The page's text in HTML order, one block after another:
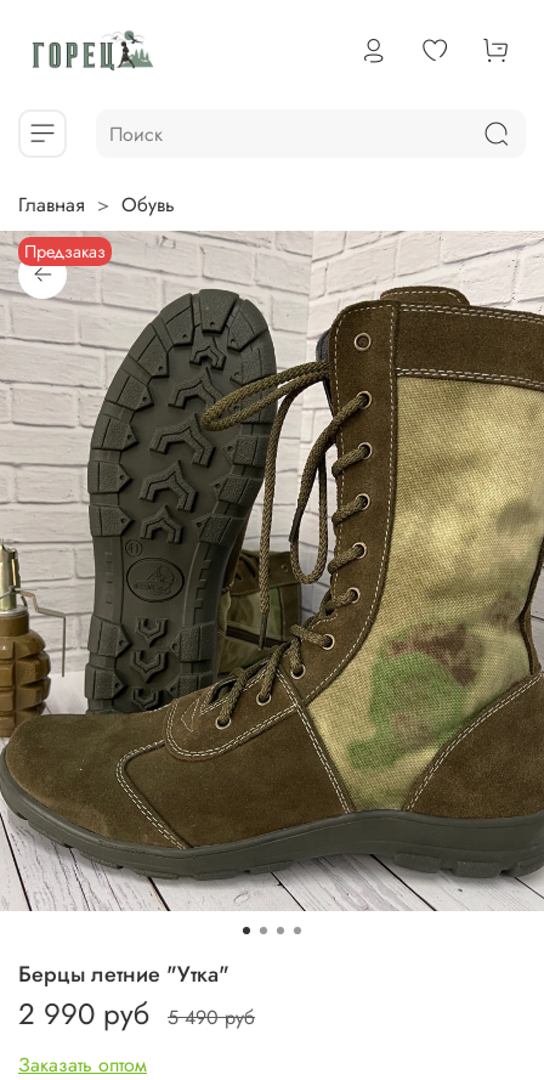
Главная Обувь
Предзаказ
Берцы летние "Утка"
2 990 руб
5 490 руб
Заказать оптом